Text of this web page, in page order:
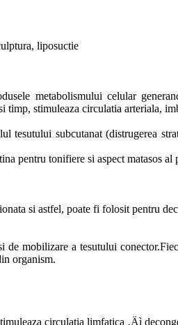
liposuctie
metabolismului celular
stimuleaza circulatia arteriala,
tesutului subcutanat (distrugerea
pentru tonifiere si aspect matasos al
si astfel, poate fi folosit pentru
mobilizare a tesutului
organism.
circulatia limfatica ‚Äì